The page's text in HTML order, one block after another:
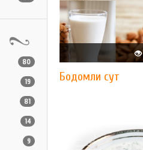
80
19
81
14
9
Бодомли сут